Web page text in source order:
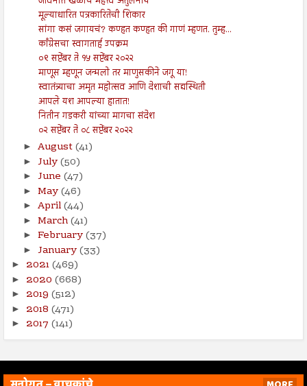
मूल्याधारित पत्रकारितेची शिकार
सांगा कसं जगायचं? कण्हत कण्हत की गाणं म्हणत. तुम्ह...
काँग्रेसचा स्वागतार्ह उपक्रम
०९ सप्टेंबर ते १५ सप्टेंबर २०२२
माणूस म्हणून जन्मलो तर माणुसकीने जगू या!
स्वातंत्र्याचा अमृत महोत्सव आणि देशाची सद्यस्थिती
आपले यश आपल्या हातात!
नितीन गडकरी यांच्या मागचा संदेश
०२ सप्टेंबर ते ०८ सप्टेंबर २०२२
► August(41)
► July(50)
► June (47)
► May(46)
► April(44)
► March(41)
► February(37)
► January(33)
► 2021(469)
► 2020 (668)
► 2019 (512)
► 2018 (471)
► 2017 (141)